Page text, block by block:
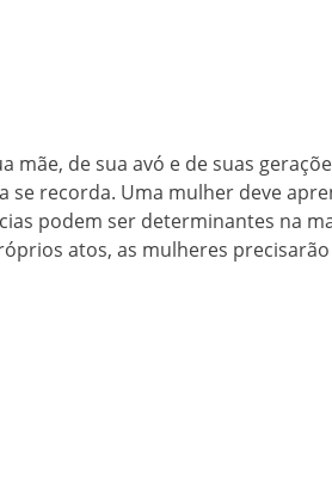
de sua avó e de suas
se recorda. Uma mulher deve
podem ser determinantes na
atos, as mulheres